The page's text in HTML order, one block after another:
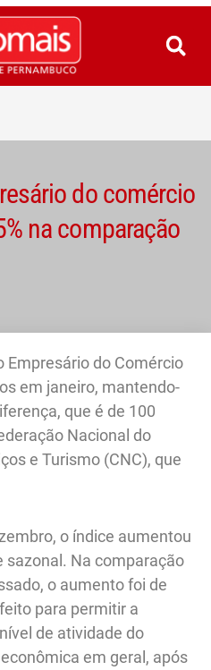
do comércio
na comparação
Empresário do Comércio
em janeiro, mantendo-
que é de 100
Nacional do
e Turismo (CNC), que
o índice aumentou
sazonal. Na comparação
o aumento foi de
para permitir a
de atividade do
em geral, após